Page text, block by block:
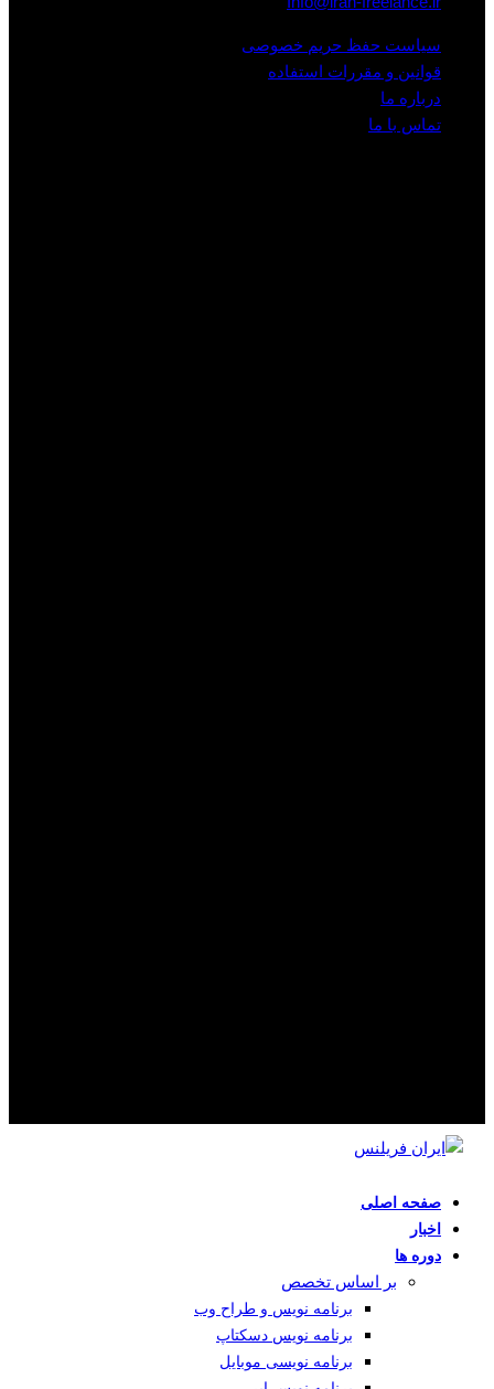
سیاست حفظ حریم خصوصی
قوانین و مقررات استفاده
درباره ما
تماس با ما
صفحه اصلی
اخبار
دوره ها
بر اساس تخصص
برنامه نویس و طراح وب
برنامه نویس دسکتاپ
برنامه نویسی موبایل